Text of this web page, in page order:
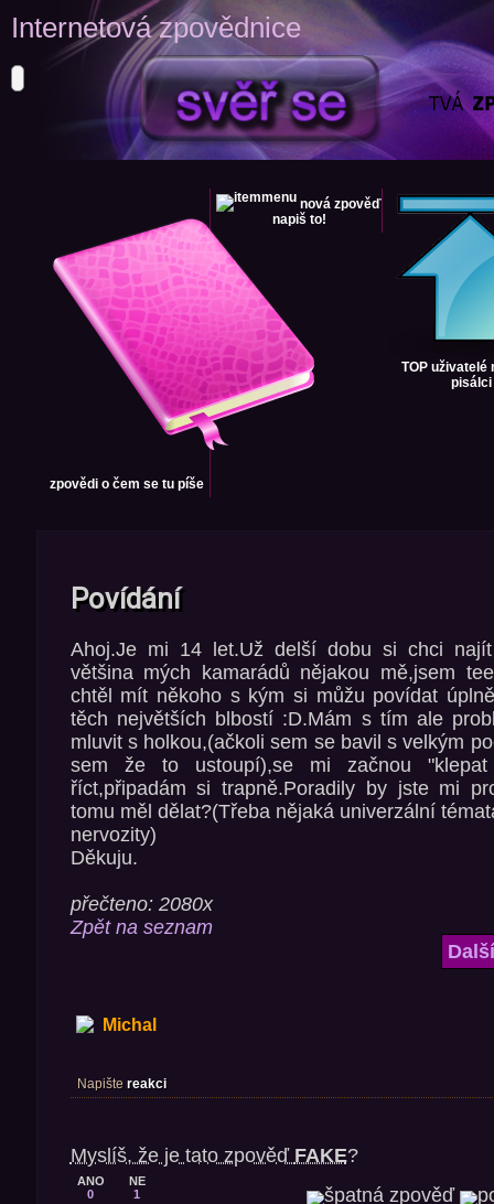
Internetová zpovědnice
zpovědi o čem se tu píše
nová zpověď
napiš to!
TOP uživatelé
pisálci
Povídání
Ahoj.Je mi 14 let.Už delší dobu si chci najít
většina mých kamarádů nějakou mě,jsem
chtěl mít někoho s kým si můžu povídat
těch největších blbostí :D.Mám s tím ale
mluvit s holkou,(ačkoli sem se bavil s velkým
sem že to ustoupí),se mi začnou "klepat
říct,připadám si trapně.Poradily by jste mi
tomu měl dělat?(Třeba nějaká univerzální
nervozity)
Děkuju.
přečteno: 2080x
Zpět na seznam
Michal
Napište reakci
Myslíš, že je tato zpověď FAKE?
ANO
0
NE
1